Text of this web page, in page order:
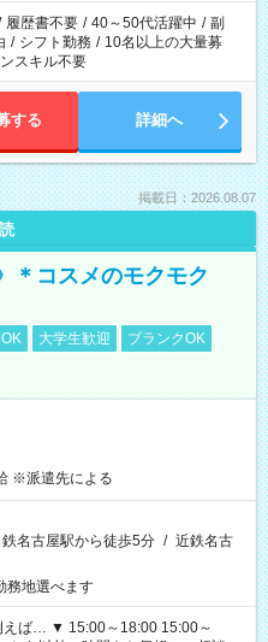
履歴書不要 / 40～50代活躍中 / 副
/ シフト勤務 / 10名以上の大量募
スキル不要
する 詳細へ
掲載日：2026.08.07
＊コスメのモクモク
大学生歓迎
ブランクOK
※派遣先による
名古屋駅から徒歩5分 / 近鉄名古
地選べます